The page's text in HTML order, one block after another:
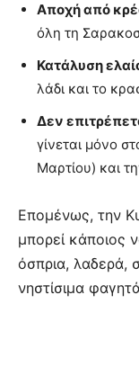
Αποχή από
όλη τη
Κατάλυση
λάδι και το
Δεν
γίνεται μόνο
Μαρτίου) και
Επομένως, την
μπορεί κάποιος
όσπρια, λαδερά,
νηστίσιμα